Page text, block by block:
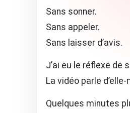
Sans sonner.
Sans appeler.
Sans laisser d’avis.
J’ai eu le réflexe de
La vidéo parle
Quelques minutes